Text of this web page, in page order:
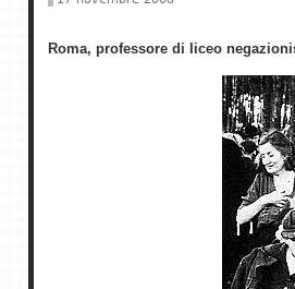
Roma, professore di liceo